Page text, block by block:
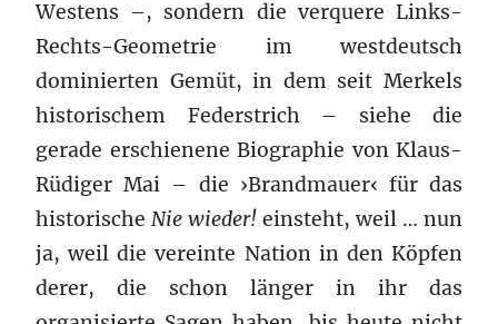
Westens –, sondern die verquere Links-
Rechts-Geometrie im westdeutsch
dominierten Gemüt, in dem seit Merkels
historischem Federstrich – siehe die
gerade erschienene Biographie von Klaus-
Rüdiger Mai – die ›Brandmauer‹ für das
historische Nie wieder! einsteht, weil … nun
ja, weil die vereinte Nation in den Köpfen
derer, die schon länger in ihr das